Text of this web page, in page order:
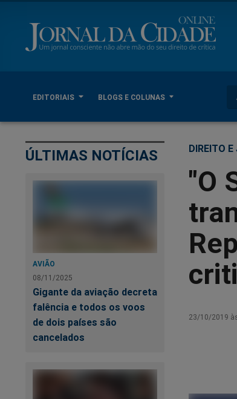
EDITORIAIS BLOGS E COLUNAS
ÚLTIMAS NOTÍCIAS
AVIÃO
08/11/2025
Gigante da aviação decreta
falência e todos os voos
de dois países são
cancelados
DIREITO
"O
23/10/2019